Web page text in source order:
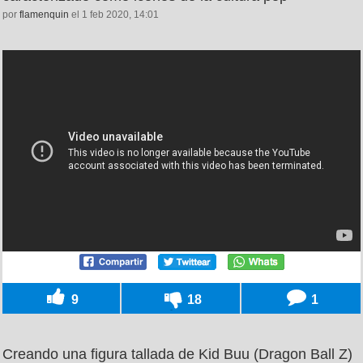
por flamenquin el 1 feb 2020, 14:01
9 18 1
Creando una figura tallada de Kid Buu (Dragon Ball Z)